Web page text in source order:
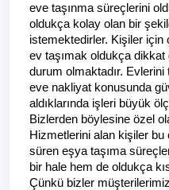
eve taşınma süreçlerini
oldukça kolay olan bir
istemektedirler. Kişiler
ev taşımak oldukça
durum olmaktadır.
eve nakliyat konusunda
aldıklarında işleri büyük
Bizlerden böylesine özel
Hizmetlerini alan kişiler
süren eşya taşıma
bir hale hem de oldukça
Çünkü bizler